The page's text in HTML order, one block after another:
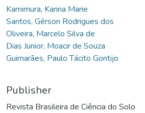
Kamimura, Karina Marie
Santos, Gérson Rodrigues dos
Oliveira, Marcelo Silva de
Dias Junior, Moacir de Souza
Guimarães, Paulo Tácito Gontijo
Publisher
Revista Brasileira de Ciência do Solo